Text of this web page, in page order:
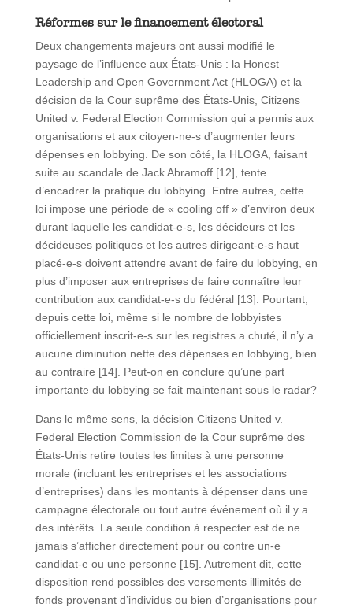
Réformes sur le financement électoral
Deux changements majeurs ont aussi modifié le
paysage de l’influence aux États-Unis : la Honest
Leadership and Open Government Act (HLOGA) et la
décision de la Cour suprême des États-Unis, Citizens
United v. Federal Election Commission qui a permis aux
organisations et aux citoyen-ne-s d’augmenter leurs
dépenses en lobbying. De son côté, la HLOGA, faisant
suite au scandale de Jack Abramoff [12], tente
d’encadrer la pratique du lobbying. Entre autres, cette
loi impose une période de « cooling off » d’environ deux
durant laquelle les candidat-e-s, les décideurs et les
décideuses politiques et les autres dirigeant-e-s haut
placé-e-s doivent attendre avant de faire du lobbying, en
plus d’imposer aux entreprises de faire connaître leur
contribution aux candidat-e-s du fédéral [13]. Pourtant,
depuis cette loi, même si le nombre de lobbyistes
officiellement inscrit-e-s sur les registres a chuté, il n’y a
aucune diminution nette des dépenses en lobbying, bien
au contraire [14]. Peut-on en conclure qu’une part
importante du lobbying se fait maintenant sous le radar?
Dans le même sens, la décision Citizens United v.
Federal Election Commission de la Cour suprême des
États-Unis retire toutes les limites à une personne
morale (incluant les entreprises et les associations
d’entreprises) dans les montants à dépenser dans une
campagne électorale ou tout autre événement où il y a
des intérêts. La seule condition à respecter est de ne
jamais s’afficher directement pour ou contre un-e
candidat-e ou une personne [15]. Autrement dit, cette
disposition rend possibles des versements illimités de
fonds provenant d’individus ou bien d’organisations pour